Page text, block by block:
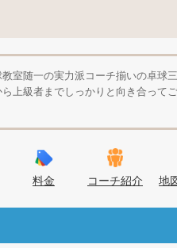
教室随一の実力派コーチ揃いの卓球
上級者までしっかりと向き合って
料金 コーチ紹介 地